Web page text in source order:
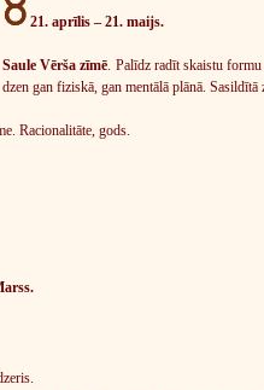
21. aprīlis – 21. maijs.
Saule Vērša zīmē. Palīdz radīt skaistu
dzen gan fiziskā, gan mentālā plānā.
Racionalitāte, gods.